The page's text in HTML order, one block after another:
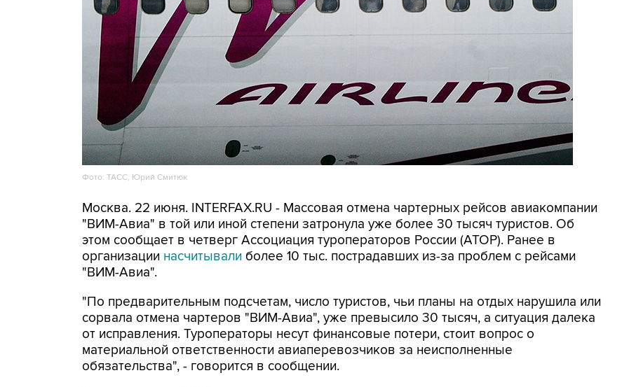
Фото: ТАСС, Юрий Смитюк
Москва. 22 июня. INTERFAX.RU - Массовая отмена чартерных рейсов авиакомпании
"ВИМ-Авиа" в той или иной степени затронула уже более 30 тысяч туристов. Об
этом сообщает в четверг Ассоциация туроператоров России (АТОР). Ранее в
организации насчитывали более 10 тыс. пострадавших из-за проблем с рейсами
"ВИМ-Авиа".
"По предварительным подсчетам, число туристов, чьи планы на отдых нарушила или
сорвала отмена чартеров "ВИМ-Авиа", уже превысило 30 тысяч, а ситуация далека
от исправления. Туроператоры несут финансовые потери, стоит вопрос о
материальной ответственности авиаперевозчиков за неисполненные
обязательства", - говорится в сообщении.